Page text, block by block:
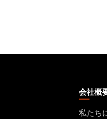
会社概
私たち